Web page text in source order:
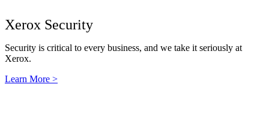
Xerox Security
Security is critical to every business, and we take it seriously at
Xerox.
Learn More >